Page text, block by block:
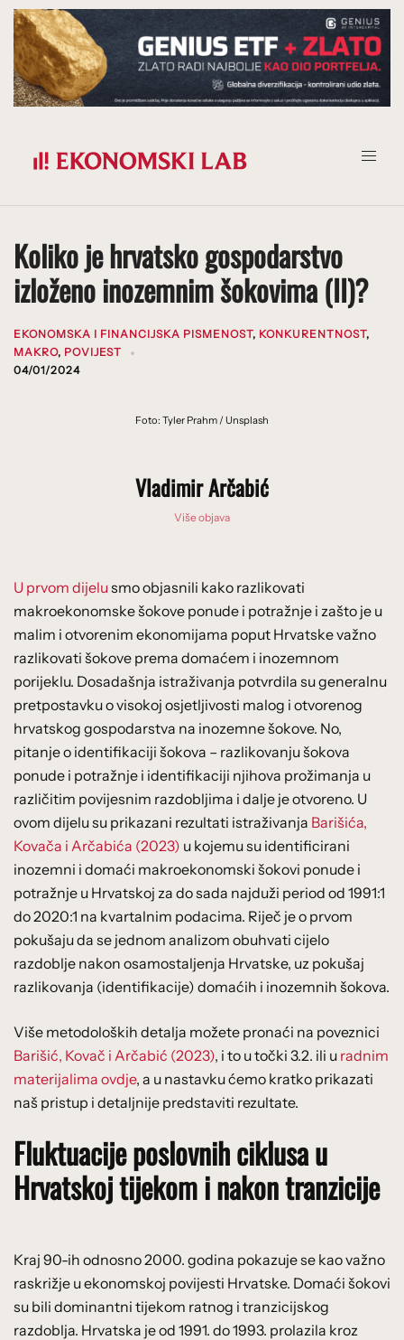
Prijeđi
na
sadržaj
Koliko je hrvatsko gospodarstvo
izloženo inozemnim šokovima (II)?
EKONOMSKA I FINANCIJSKA PISMENOST, KONKURENTNOST,
MAKRO, POVIJEST
04/01/2024
Foto: Tyler Prahm / Unsplash
Vladimir Arčabić
Više objava
U prvom dijelusmo objasnili kako razlikovati
makroekonomske šokove ponude i potražnje i zašto je u
malim i otvorenim ekonomijama poput Hrvatske važno
razlikovati šokove prema domaćem i inozemnom
porijeklu. Dosadašnja istraživanja potvrdila su generalnu
pretpostavku o visokoj osjetljivosti malog i otvorenog
hrvatskog gospodarstva na inozemne šokove. No,
pitanje o identifikaciji šokova – razlikovanju šokova
ponude i potražnje i identifikaciji njihova prožimanja u
različitim povijesnim razdobljima i dalje je otvoreno. U
ovom dijelu su prikazani rezultati istraživanja Barišića,
Kovača i Arčabića (2023) u kojemu su identificirani
inozemni i domaći makroekonomski šokovi ponude i
potražnje u Hrvatskoj za do sada najduži period od 1991:1
do 2020:1 na kvartalnim podacima. Riječ je o prvom
pokušaju da se jednom analizom obuhvati cijelo
razdoblje nakon osamostaljenja Hrvatske, uz pokušaj
razlikovanja (identifikacije) domaćih i inozemnih šokova.
Više metodoloških detalja možete pronaći na poveznici
Barišić, Kovač i Arčabić (2023), i to u točki 3.2. ili u radnim
materijalima ovdje, a u nastavku ćemo kratko prikazati
naš pristup i detaljnije predstaviti rezultate.
Fluktuacije poslovnih ciklusa u
Hrvatskoj tijekom i nakon tranzicije
Kraj 90-ih odnosno 2000. godina pokazuje se kao važno
raskrižje u ekonomskoj povijesti Hrvatske. Domaći šokovi
su bili dominantni tijekom ratnog i tranzicijskog
razdoblja. Hrvatska je od 1991. do 1993. prolazila kroz